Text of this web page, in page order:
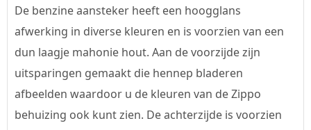
De benzine aansteker heeft een hoogglans
afwerking in diverse kleuren en is voorzien van een
dun laagje mahonie hout. Aan de voorzijde zijn
uitsparingen gemaakt die hennep bladeren
afbeelden waardoor u de kleuren van de Zippo
behuizing ook kunt zien. De achterzijde is voorzien